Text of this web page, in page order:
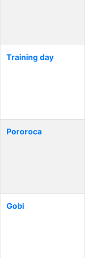
Training day
Pororoca
Gobi